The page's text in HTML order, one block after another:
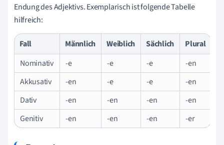
Endung des Adjektivs. Exemplarisch ist folgende Tabelle
hilfreich:
Fall Männlich Weiblich Sächlich
Plural
Nominativ
-e -e -e
-en
Akkusativ
-en -e -e
-en
Dativ
-en -en -en
-en
Genitiv
-en -en -en -er